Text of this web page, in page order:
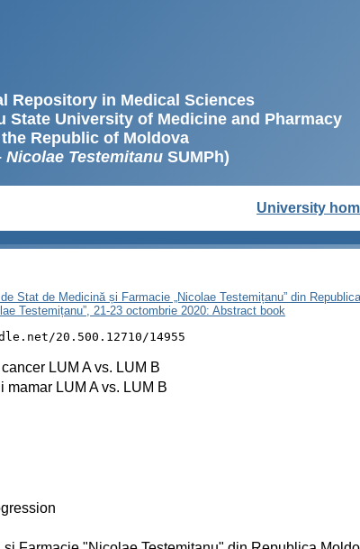
Repository in Medical Sciences
State University of Medicine and Pharmacy
Republic of Moldova
Nicolae TestemitanuSUMPh)
University
Stat de Medicină și Farmacie „Nicolae Testemițanu” din
Testemițanu”, 21-23 octombrie 2020: Abstract book
20.500.12710/14955
LUM A vs. LUM B
LUM A vs. LUM B